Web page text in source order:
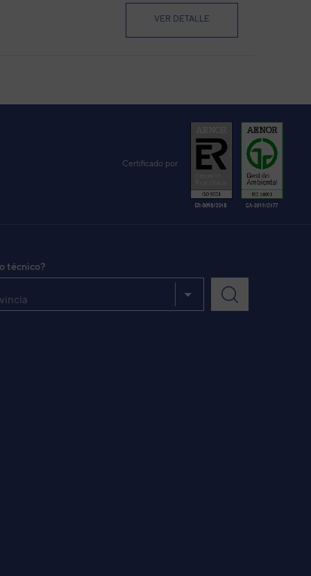
VER DETALLE
LR VER DETALLE
Certificado por
técnico?